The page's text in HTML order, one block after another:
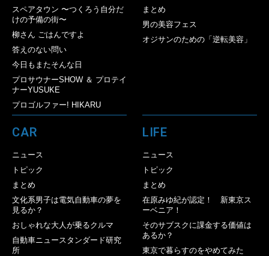
スペアタウン 〜つくろう自分だ
けの予備の街〜
柳さん ごはんですよ
答えのない問い
今日もまたそんな日
プロサウナーSHOW ＆ プロテイ
ナーYUSUKE
プロゴルファー! HIKARU
まとめ
男の美容フェス
オジサンのための「逆転美容」
CAR
ニュース
トピック
まとめ
文化系男子は電気自動車の夢を
見るか？
おしゃれな大人が乗るクルマ
自動車ニュースタンダード研究
所
LIFE
ニュース
トピック
まとめ
在原みゆ紀が認定！ 新東京ス
ーベニア！
そのサブスクに課金する価値は
あるか？
東京で暮らすのをやめてみた